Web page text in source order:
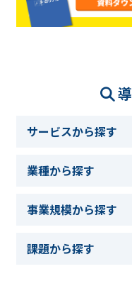
サービスから探す
業種から探す
事業規模から探す
課題から探す